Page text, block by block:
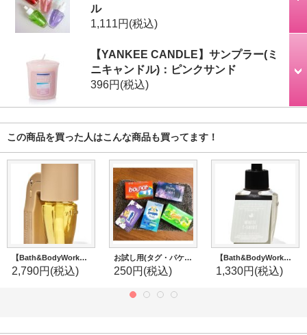
ル
1,111円(税込)
【YANKEE CANDLE】サンプラー(ミ
ニキャンドル)：ピンクサンド
396円(税込)
この商品を買った人はこんな商品も買ってます！
【Bath&BodyWorks】香りの強さが調節できる★Wallflowers本体 Scent Control：トープ
2,790円(税込)
お試し用(タグ・パケなし)バラ売り★ドライヤーシート5枚セット
250円(税込)
【Bath&BodyWorks】Wallflowers詰替リフィル：ホワイトティーシャツ
1,330円(税込)